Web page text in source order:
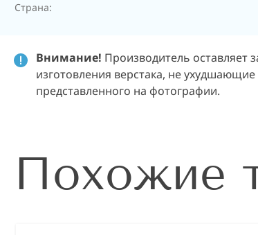
Страна:
Внимание! Производитель оставляет
изготовления верстака, не
представленного на фотографии.
Похожие